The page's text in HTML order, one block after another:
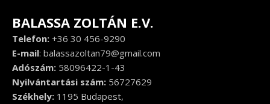
BALASSA ZOLTÁN E.V.
Telefon: +36 30 456-9290
E-mail: balassazoltan79@gmail.com
Adószám: 58096422-1-43
Nyilvántartási szám: 56727629
Székhely: 1195 Budapest,